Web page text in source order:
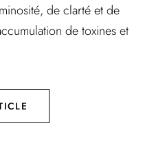
de clarté et de
de toxines et